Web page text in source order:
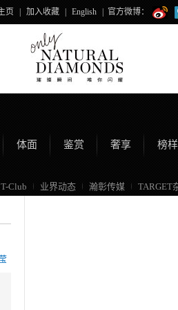
页 加入收藏 English 官方微博：
体面 鉴赏 奢享 榜样
T-Club 业界动态 瀚彰传媒 TARGET